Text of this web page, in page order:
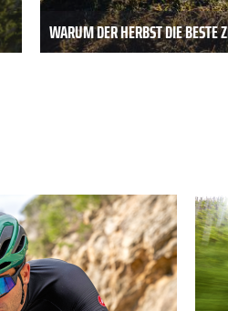
WARUM DER HERBST DIE BESTE